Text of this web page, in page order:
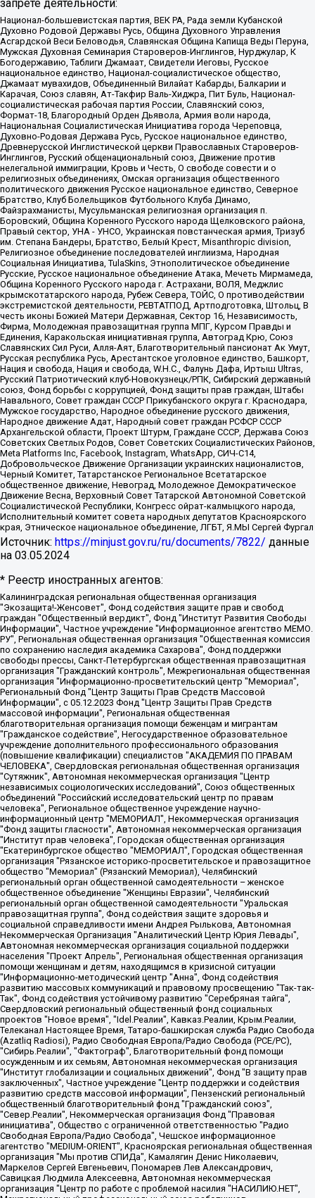
запрете деятельности:
Национал-большевистская партия, ВЕК РА, Рада земли Кубанской
Духовно Родовой Державы Русь, Община Духовного Управления
Асгардской Веси Беловодья, Славянская Община Капища Веды Перуна,
Мужская Духовная Семинария Староверов-Инглингов, Нурджулар, К
Богодержавию, Таблиги Джамаат, Свидетели Иеговы, Русское
национальное единство, Национал-социалистическое общество,
Джамаат мувахидов, Объединенный Вилайат Кабарды, Балкарии и
Карачая, Союз славян, Ат-Такфир Валь-Хиджра, Пит Буль, Национал-
социалистическая рабочая партия России, Славянский союз,
Формат-18, Благородный Орден Дьявола, Армия воли народа,
Национальная Социалистическая Инициатива города Череповца,
Духовно-Родовая Держава Русь, Русское национальное единство,
Древнерусской Инглистической церкви Православных Староверов-
Инглингов, Русский общенациональный союз, Движение против
нелегальной иммиграции, Кровь и Честь, О свободе совести и о
религиозных объединениях, Омская организация общественного
политического движения Русское национальное единство, Северное
Братство, Клуб Болельщиков Футбольного Клуба Динамо,
Файзрахманисты, Мусульманская религиозная организация п.
Боровский, Община Коренного Русского народа Щелковского района,
Правый сектор, УНА - УНСО, Украинская повстанческая армия, Тризуб
им. Степана Бандеры, Братство, Белый Крест, Misanthropic division,
Религиозное объединение последователей инглиизма, Народная
Социальная Инициатива, TulaSkins, Этнополитическое объединение
Русские, Русское национальное объединение Атака, Мечеть Мирмамеда,
Община Коренного Русского народа г. Астрахани, ВОЛЯ, Меджлис
крымскотатарского народа, Рубеж Севера, ТОЙС, О противодействии
экстремистской деятельности, РЕВТАТПОД, Артподготовка, Штольц, В
честь иконы Божией Матери Державная, Сектор 16, Независимость,
Фирма, Молодежная правозащитная группа МПГ, Курсом Правды и
Единения, Каракольская инициативная группа, Автоград Крю, Союз
Славянских Сил Руси, Алля-Аят, Благотворительный пансионат Ак Умут,
Русская республика Русь, Арестантское уголовное единство, Башкорт,
Нация и свобода, Нация и свобода, W.H.С., Фалунь Дафа, Иртыш Ultras,
Русский Патриотический клуб-Новокузнецк/РПК, Сибирский державный
союз, Фонд борьбы с коррупцией, Фонд защиты прав граждан, Штабы
Навального, Совет граждан СССР Прикубанского округа г. Краснодара,
Мужское государство, Народное объединение русского движения,
Народное движение Адат, Народный совет граждан РСФСР СССР
Архангельской области, Проект Штурм, Граждане СССР, Держава Союз
Советских Светлых Родов, Совет Советских Социалистических Районов,
Meta Platforms Inc, Facebook, Instagram, WhatsApp, СИЧ-С14,
Добровольческое Движение Организации украинских националистов,
Черный Комитет, Татарстанское Региональное Всетатарское
общественное движение, Невоград, Молодежное Демократическое
Движение Весна, Верховный Совет Татарской Автономной Советской
Социалистической Республики, Конгресс ойрат-калмыцкого народа,
Исполнительный комитет совета народных депутатов Красноярского
края, Этническое национальное объединение, ЛГБТ, Я.МЫ Сергей Фургал
Источник: https://minjust.gov.ru/ru/documents/7822/ данные
на 03.05.2024
* Реестр иностранных агентов:
Калининградская региональная общественная организация "Экозащита!-Женсовет", Фонд содействия защите прав и свобод граждан "Общественный вердикт", Фонд "Институт Развития Свободы Информации", Частное учреждение "Информационное агентство МЕМО. РУ", Региональная общественная организация "Общественная комиссия по сохранению наследия академика Сахарова", Фонд поддержки свободы прессы, Санкт-Петербургская общественная правозащитная организация "Гражданский контроль", Межрегиональная общественная организация "Информационно-просветительский центр "Мемориал", Региональный Фонд "Центр Защиты Прав Средств Массовой Информации", с 05.12.2023 Фонд "Центр Защиты Прав Средств массовой информации", Региональная общественная благотворительная организация помощи беженцам и мигрантам "Гражданское содействие", Негосударственное образовательное учреждение дополнительного профессионального образования (повышение квалификации) специалистов "АКАДЕМИЯ ПО ПРАВАМ ЧЕЛОВЕКА", Свердловская региональная общественная организация "Сутяжник", Автономная некоммерческая организация "Центр независимых социологических исследований", Союз общественных объединений "Российский исследовательский центр по правам человека", Региональное общественное учреждение научно-информационный центр "МЕМОРИАЛ", Некоммерческая организация "Фонд защиты гласности", Автономная некоммерческая организация "Институт прав человека", Городская общественная организация "Екатеринбургское общество "МЕМОРИАЛ", Городская общественная организация "Рязанское историко-просветительское и правозащитное общество "Мемориал" (Рязанский Мемориал), Челябинский региональный орган общественной самодеятельности – женское общественное объединение "Женщины Евразии", Челябинский региональный орган общественной самодеятельности "Уральская правозащитная группа", Фонд содействия защите здоровья и социальной справедливости имени Андрея Рылькова, Автономная Некоммерческая Организация "Аналитический Центр Юрия Левады", Автономная некоммерческая организация социальной поддержки населения "Проект Апрель", Региональная общественная организация помощи женщинам и детям, находящимся в кризисной ситуации "Информационно-методический центр "Анна", Фонд содействия развитию массовых коммуникаций и правовому просвещению "Так-так-Так", Фонд содействия устойчивому развитию "Серебряная тайга", Свердловский региональный общественный фонд социальных проектов "Новое время", "Idel.Реалии", Кавказ.Реалии, Крым.Реалии, Телеканал Настоящее Время, Татаро-башкирская служба Радио Свобода (Azatliq Radiosi), Радио Свободная Европа/Радио Свобода (PCE/PC), "Сибирь.Реалии", "Фактограф", Благотворительный фонд помощи осужденным и их семьям, Автономная некоммерческая организация "Институт глобализации и социальных движений", Фонд "В защиту прав заключенных", Частное учреждение "Центр поддержки и содействия развитию средств массовой информации", Пензенский региональный общественный благотворительный фонд "Гражданский союз", "Север.Реалии", Некоммерческая организация Фонд "Правовая инициатива", Общество с ограниченной ответственностью "Радио Свободная Европа/Радио Свобода", Чешское информационное агентство "MEDIUM-ORIENT", Красноярская региональная общественная организация "Мы против СПИДа", Камалягин Денис Николаевич, Маркелов Сергей Евгеньевич, Пономарев Лев Александрович, Савицкая Людмила Алексеевна, Автономная некоммерческая организация "Центр по работе с проблемой насилия "НАСИЛИЮ.НЕТ", Межрегиональный профессиональный союз работников здравоохранения "Альянс врачей", Юридическое лицо, зарегистрированное в Латвийской Республике, SIA "Medusa Project" (регистрационный номер 40103797863, дата регистрации 10.06.2014), Некоммерческая организация "Фонд по борьбе с коррупцией", Автономная некоммерческая организация "Институт права и публичной политики", Баданин Роман Сергеевич, Гликин Максим Александрович, Железнова Мария Михайловна, Лукьянова Юлия Сергеевна, Маетная Елизавета Витальевна, Маняхин Петр Борисович, Чуракова Ольга Владимировна, Ярош Юлия Петровна, Юридическое лицо "The Insider SIA", зарегистрированное в Риге, Латвийская Республика (дата регистрации 26.06.2015), являющееся администратором доменного имени интернет-издания "The Insider SIA", https://theins.ru, Постернак Алексей Евгеньевич, Рубин Михаил Аркадьевич, Анин Роман Александрович, Юридическое лицо Istories fonds, зарегистрированное в Латвийской Республике (регистрационный номер 50008295751, дата регистрации 24.02.2020), Великовский Дмитрий Александрович, Долинина Ирина Николаевна, Мароховская Алеся Алексеевна, Шлейнов Роман Юрьевич, Шмагун Олеся Валентиновна, Общество с ограниченной ответственностью "Альтаир 2021", Общество с ограниченной ответственностью "Вега 2021", Общество с ограниченной ответственностью "Главный редактор 2021", Общество с ограниченной ответственностью "Ромашки монолит", Важенков Артем Валерьевич, Ивановская областная общественная организация "Центр гендерных исследований", Гурман Юрий Альбертович, Медиапроект "ОВД-Инфо", Егоров Владимир Владимирович, Жилинский Владимир Александрович, Общество с ограниченной ответственностью "ЗП", Иванова София Юрьевна, Карезина Инна Павловна, Кильтау Екатерина Викторовна, Петров Алексей Викторович, Пискунов Сергей Евгеньевич, Смирнов Сергей Сергеевич, Тихонов Михаил Сергеевич, Общество с ограниченной ответственностью "ЖУРНАЛИСТ-ИНОСТРАННЫЙ АГЕНТ", Арапова Галина Юрьевна, Вольтская Татьяна Анатольевна, Американская компания "Mason G.E.S. Anonymous Foundation" (США), являющаяся владельцем интернет-издания https://mnews.world/, Компания "Stichting Bellingcat", зарегистрированная в Нидерландах (дата регистрации 11.07.2018), Захаров Андрей Вячеславович, Клепиковская Екатерина Дмитриевна, Общество с ограниченной ответственностью "МЕМО", Перл Роман Александрович, Симонов Евгений Алексеевич, Соловьева Елена Анатольевна, Сотников Даниил Владимирович, Сурначева Елизавета Дмитриевна, Автономная некоммерческая организация по защите прав человека и информированию населения "Якутия – Наше Мнение", Общество с ограниченной ответственностью "Москоу диджитал медиа", с 26.01.2023 Общество с ограниченной ответственностью "Чайка Белые сады", Ветошкина Валерия Валерьевна, Заговора Максим Александрович, Межрегиональное общественное движение "Российская ЛГБТ - сеть", Оленичев Максим Владимирович, Павлов Иван Юрьевич, Скворцова Елена Сергеевна, Общество с ограниченной ответственностью "Как бы инагент", Кочетков Игорь Викторович, Общество с ограниченной ответственностью "Честные выборы", Еланчик Олег Александрович, Общество с ограниченной ответственностью "Нобелевский призыв", Гималова Регина Эмилевна, Григорьев Андрей Валерьевич, Григорьева Алина Александровна, Ассоциация по содействию защите прав призывников, альтернативнослужащих и военнослужащих "Правозащитная группа "Гражданин.Армия.Право", Хисамова Регина Фаритовна, Автономная некоммерческая организация по реализации социально-правовых программ "Лилит", Дальневосточное общественное движение "Маяк", Санкт-Петербургская ЛГБТ-инициативная группа "Выход", Инициативная группа ЛГБТ+ "Реверс", Алексеев Андрей Викторович, Бекбулатова Таисия Львовна, Беляев Иван Михайлович, Владыкина Елена Сергеевна, Гельман Марат Александрович, Никульшина Вероника Юрьевна, Толоконникова Надежда Андреевна, Шендерович Виктор Анатольевич, Общество с ограниченной ответственностью "Данное сообщение", Общество с ограниченной ответственностью Издательский дом "Новая глава", Айнбиндер Александра Александровна, Московский комьюнити-центр для ЛГБТ+инициатив, Благотворительный фонд развития филантропии, Deutsche Welle (Германия, Kurt-Schumacher-Strasse 3, 53113 Bonn), Борзунова Мария Михайловна, Воробьев Виктор Викторович, Голубева Анна Львовна, Константинова Алла Михайловна, Малкова Ирина Владимировна, Мурадов Мурад Абдулгалимович, Осетинская Елизавета Николаевна, Понасенков Евгений Николаевич, Ганапольский Матвей Юрьевич, Киселев Евгений Алексеевич, Борухович Ирина Григорьевна, Дремин Иван Тимофеевич, Дубровский Дмитрий Викторович, Красноярская региональная общественная организация поддержки и развития альтернативных образовательных технологий и межкультурных коммуникаций "ИНТЕРРА", Маяковская Екатерина Алексеевна, Фейгин Марк Захарович, Филимонов Андрей Викторович, Дзугкоева Регина Николаевна, Доброхотов Роман Александрович, Дудь Юрий Александрович, Елкин Сергей Владимирович, Кругликов Кирилл Игоревич, Сабунаева Мария Леонидовна, Семенов Алексей Владимирович, Шаинян Карен Багратович, Шульман Екатерина Михайловна, Асафьев Артур Валерьевич, Вахштайн Виктор Семенович, Венедиктов Алексей Алексеевич, Лушникова Екатерина Евгеньевна, Волков Леонид Михайлович, Невзоров Александр Глебович, Пархоменко Сергей Борисович, Сироткин Ярослав Николаевич, Кара-Мурза Владимир Владимирович, Баранова Наталья Владимировна, Гозман Леонид Яковлевич, Кагарлицкий Борис Юльевич, Климарев Михаил Валерьевич, Милов Владимир Станиславович, Автономная некоммерческая организация Краснодарский центр современного искусства "Типография", Моргенштерн Алишер Тагирович, Соболь Любовь Эдуардовна, Общество с ограниченной ответственностью "ЛИЗА НОРМ", Каспаров Гарри Кимович, Ходорковский Михаил Борисович, Общество с ограниченной ответственностью "Апрельские тезисы", Данилович Ирина Брониславовна, Кашин Олег Владимирович, Петров Николай Владимирович, Пивоваров Алексей Владимирович, Соколов Михаил Владимирович, Цветкова Юлия Владимировна, Чичваркин Евгений Александрович, Комитет против пыток/Команда против пыток, Общество с ограниченной ответственностью "Первый научный", Общество с ограниченной ответственностью "Вертолет и ко", Белоцерковская Вероника Борисовна, Кац Максим Евгеньевич, Лазарева Татьяна Юрьевна, Шаведдинов Руслан Табризович, Яшин Илья Валерьевич, Общество с ограниченной ответственностью "Иноагент ААВ", Алешковский Дмитрий Петрович, Альбац Евгения Марковна, Быков Дмитрий Львович, Галямина Юлия Евгеньевна, Лойко Сергей Леонидович, Мартынов Кирилл Константинович, Медведев Сергей Александрович, Крашенинников Федор Геннадиевич, Гордеева Катерина Вл